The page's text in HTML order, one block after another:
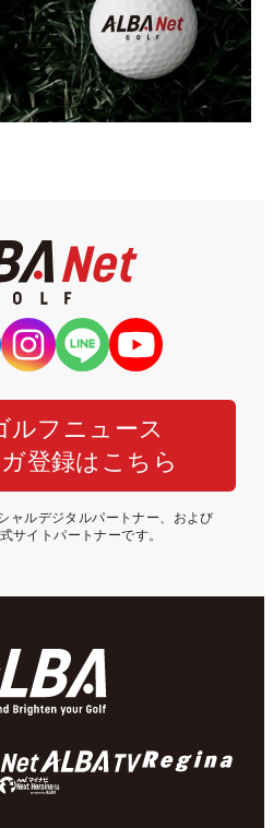
ルフニュース
登録はこちら
ャルデジタルパートナー、および
サイトパートナーです。